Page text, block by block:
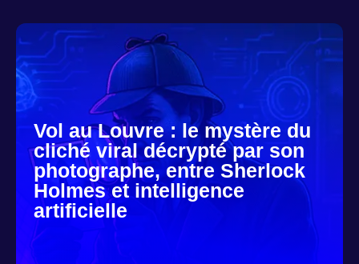
Vol au Louvre : le mystère du
cliché viral décrypté par son
photographe, entre Sherlock
Holmes et intelligence
artificielle